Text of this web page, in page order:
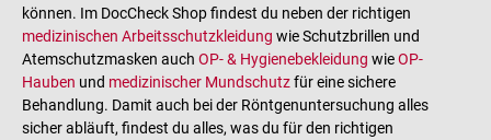
können. Im DocCheck Shop findest du neben der richtigen
medizinischen Arbeitsschutzkleidung wie Schutzbrillen und
Atemschutzmasken auch OP- & Hygienebekleidung wieOP-
Hauben und medizinischer Mundschutzfür eine sichere
Behandlung. Damit auch bei der Röntgenuntersuchung alles
sicher abläuft, findest du alles, was du für den richtigen